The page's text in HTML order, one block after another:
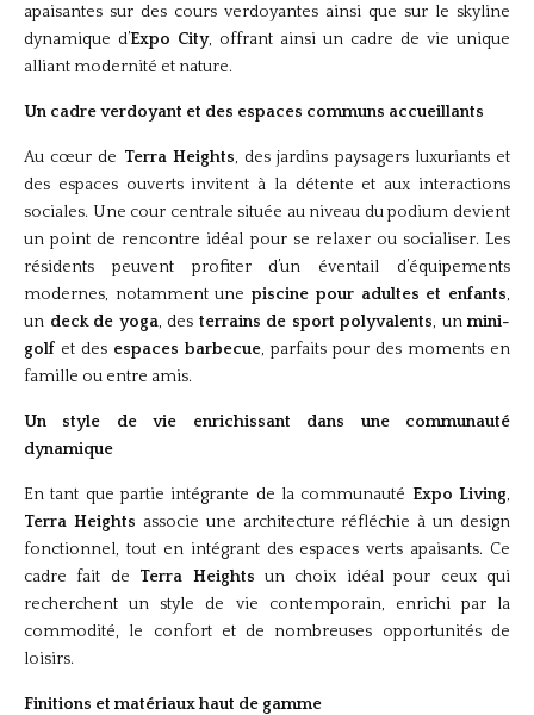
apaisantes sur des cours verdoyantes ainsi que sur le skyline
dynamique d’Expo City, offrant ainsi un cadre de vie unique
alliant modernité et nature.
Un cadre verdoyant et des espaces communs accueillants
Au cœur de Terra Heights, des jardins paysagers luxuriants et
des espaces ouverts invitent à la détente et aux interactions
sociales. Une cour centrale située au niveau du podium devient
un point de rencontre idéal pour se relaxer ou socialiser. Les
résidents peuvent profiter d’un éventail d’équipements
modernes, notamment unepiscine pour adultes et enfants,
un deck de yoga, des terrains de sport polyvalents, un mini-
golf et des espaces barbecue, parfaits pour des moments en
famille ou entre amis.
Un style de vie enrichissant dans une communauté
dynamique
En tant que partie intégrante de la communauté Expo Living,
Terra Heights associe une architecture réfléchie à un design
fonctionnel, tout en intégrant des espaces verts apaisants. Ce
cadre fait de Terra Heights un choix idéal pour ceux qui
recherchent un style de vie contemporain, enrichi par la
commodité, le confort et de nombreuses opportunités de
loisirs.
Finitions et matériaux haut de gamme